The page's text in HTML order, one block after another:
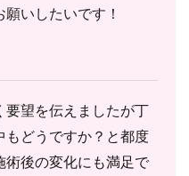
いしたいです！
要望を伝えましたが丁
もどうですか？と都度
術後の変化にも満足で